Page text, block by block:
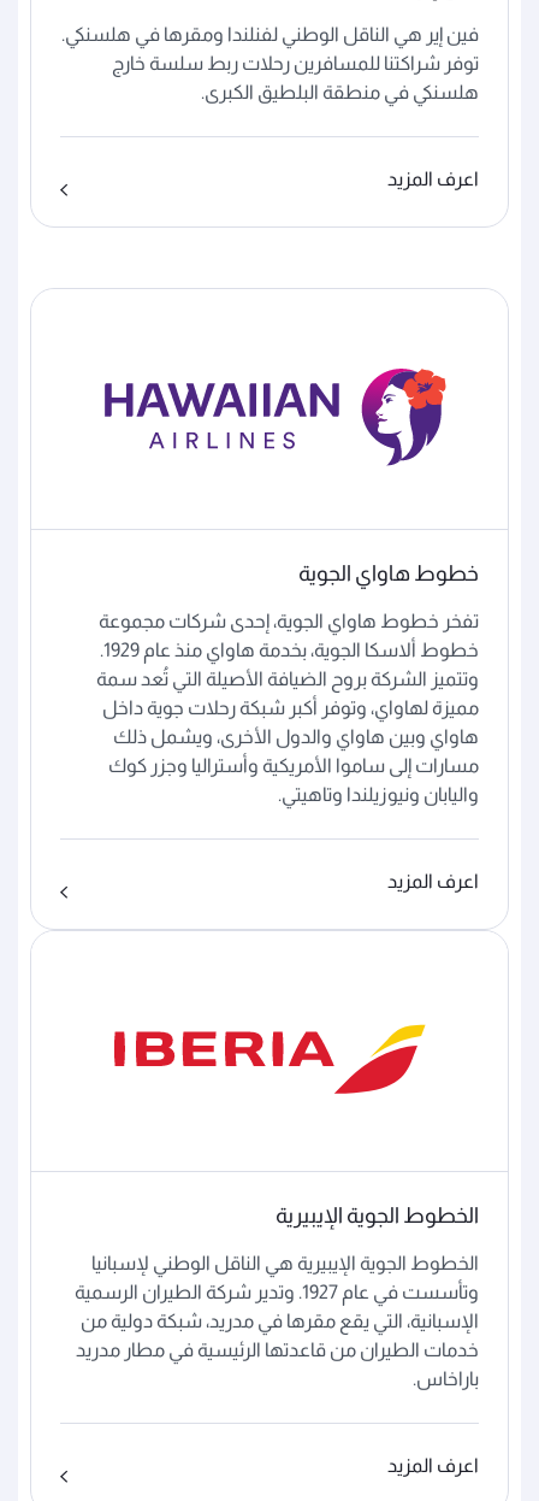
فين إير هي الناقل الوطني لفنلندا ومقرها في هلسنكي.
توفر شراكتنا للمسافرين رحلات ربط سلسة خارج
هلسنكي في منطقة البلطيق الكبرى.
اعرف المزيد
خطوط هاواي الجوية
تفخر خطوط هاواي الجوية، إحدى شركات مجموعة
خطوط ألاسكا الجوية، بخدمة هاواي منذ عام 1929.
وتتميز الشركة بروح الضيافة الأصيلة التي تُعد سمة
مميزة لهاواي، وتوفر أكبر شبكة رحلات جوية داخل
هاواي وبين هاواي والدول الأخرى، ويشمل ذلك
مسارات إلى ساموا الأمريكية وأستراليا وجزر كوك
واليابان ونيوزيلندا وتاهيتي.
اعرف المزيد
الخطوط الجوية الإيبيرية
الخطوط الجوية الإيبيرية هي الناقل الوطني لإسبانيا
وتأسست في عام 1927. وتدير شركة الطيران الرسمية
الإسبانية، التي يقع مقرها في مدريد، شبكة دولية من
خدمات الطيران من قاعدتها الرئيسية في مطار مدريد
باراخاس.
اعرف المزيد